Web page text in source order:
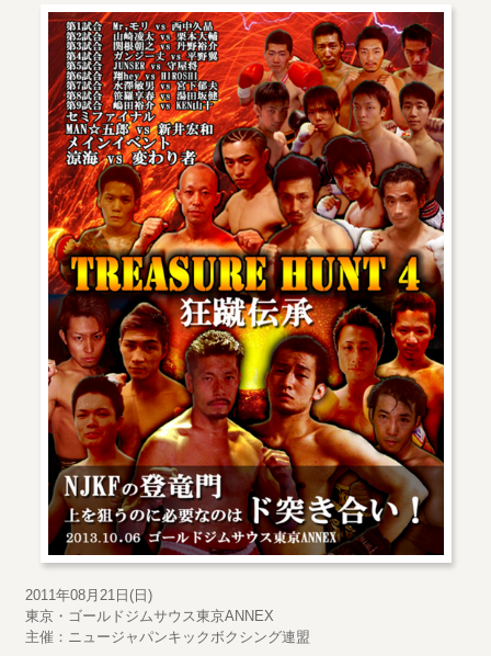
2011年08月21日(日)
東京・ゴールドジムサウス東京ANNEX
主催：ニュージャパンキックボクシング連盟